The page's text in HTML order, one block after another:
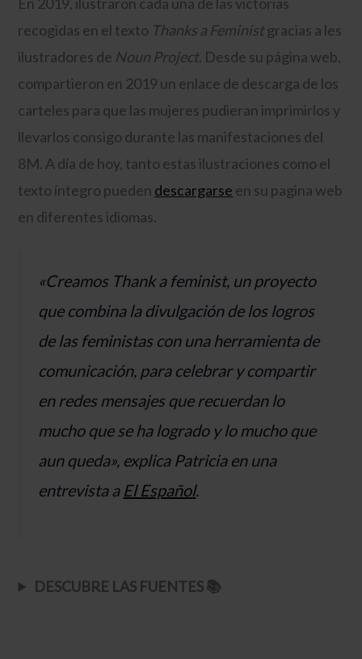
recogidas en el texto Thanks a Feministgracias a les
ilustradores de Noun Project. Desde su página web,
compartieron en 2019 un enlace de descarga de los
carteles para que las mujeres pudieran imprimirlos y
llevarlos consigo durante las manifestaciones del
8M. A día de hoy, tanto estas ilustraciones como el
texto íntegro pueden descargarse en su pagina web
en diferentes idiomas.
«Creamos Thank a feminist, un proyecto
que combina la divulgación de los logros
de las feministas con una herramienta de
comunicación, para celebrar y compartir
en redes mensajes que recuerdan lo
mucho que se ha logrado y lo mucho que
aun queda», explica Patricia en una
entrevista a El Español.
DESCUBRE LAS FUENTES📚​